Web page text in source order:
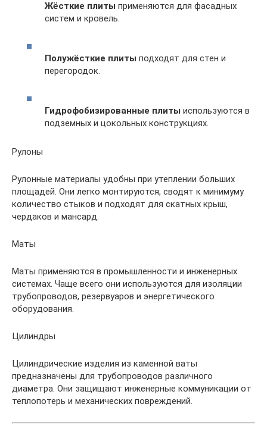
Жёсткие плиты применяются для фасадных
систем и кровель.
Полужёсткие плиты подходят для стен и
перегородок.
Гидрофобизированные плиты используются в
подземных и цокольных конструкциях.
Рулоны
Рулонные материалы удобны при утеплении больших
площадей. Они легко монтируются, сводят к минимуму
количество стыков и подходят для скатных крыш,
чердаков и мансард.
Маты
Маты применяются в промышленности и инженерных
системах. Чаще всего они используются для изоляции
трубопроводов, резервуаров и энергетического
оборудования.
Цилиндры
Цилиндрические изделия из каменной ваты
предназначены для трубопроводов различного
диаметра. Они защищают инженерные коммуникации от
теплопотерь и механических повреждений.